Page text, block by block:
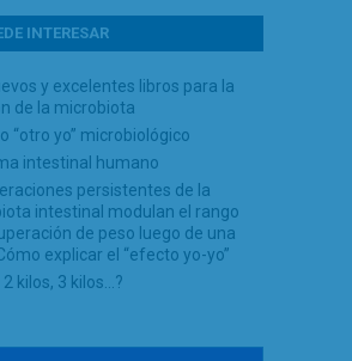
INTERESAR
y excelentes libros para la
de la microbiota
“otro yo” microbiológico
intestinal humano
persistentes de la
intestinal modulan el rango
de peso luego de una
explicar el “efecto yo-yo”
2 kilos, 3 kilos…?